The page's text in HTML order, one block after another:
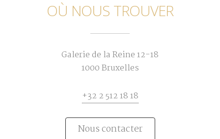
OÙ NOUS TROUVER
Galerie de la Reine 12-18
1000 Bruxelles
+32 2 512 18 18
Nous contacter